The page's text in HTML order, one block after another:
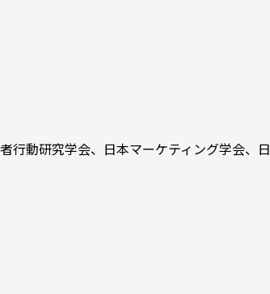
行動研究学会、日本マーケティング学会、